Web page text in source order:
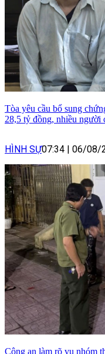
Tòa yêu cầu bổ sung
28,5 tỷ đồng, nhiều người
HÌNH SỰ07:34 06/08/
Công an làm rõ vụ nhóm